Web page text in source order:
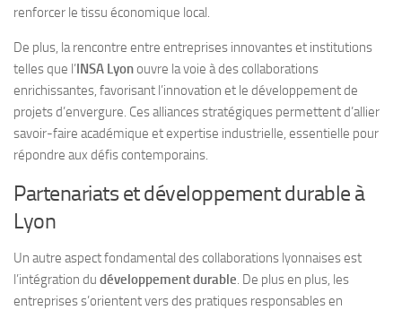
renforcer le tissu économique local.
De plus, la rencontre entre entreprises innovantes et institutions
telles que l’INSA Lyonouvre la voie à des collaborations
enrichissantes, favorisant l’innovation et le développement de
projets d’envergure. Ces alliances stratégiques permettent d’allier
savoir-faire académique et expertise industrielle, essentielle pour
répondre aux défis contemporains.
Partenariats et développement durable à
Lyon
Un autre aspect fondamental des collaborations lyonnaises est
l’intégration du développement durable. De plus en plus, les
entreprises s’orientent vers des pratiques responsables en